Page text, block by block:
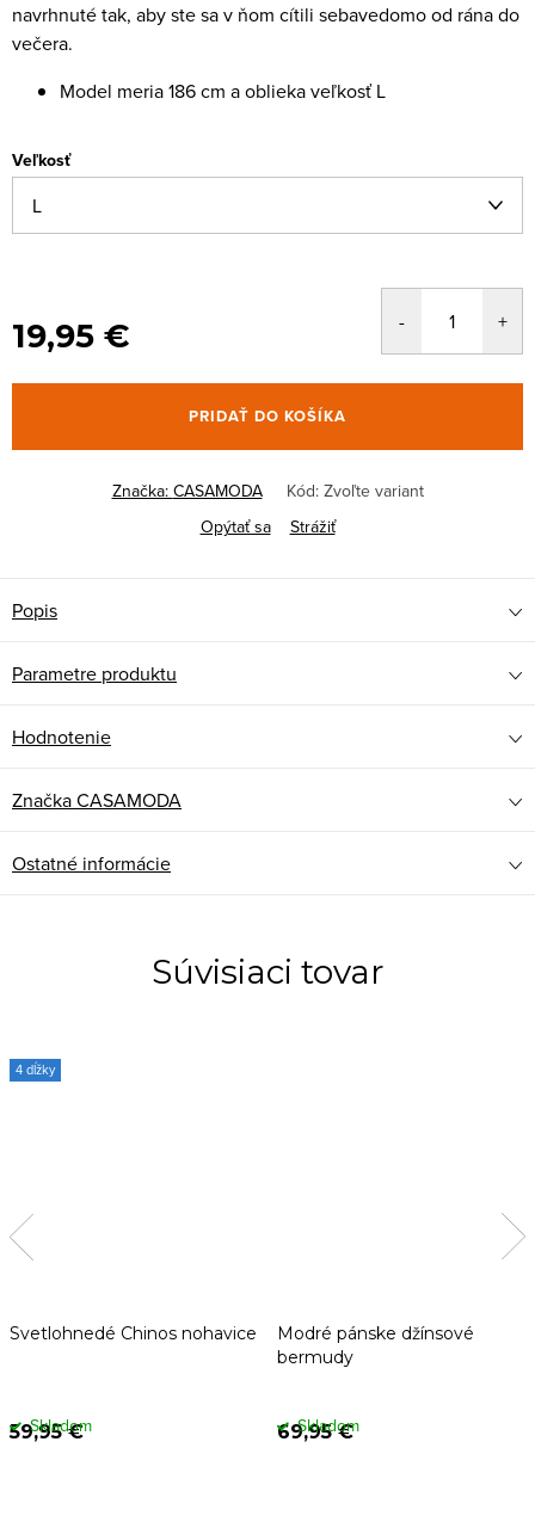
navrhnuté tak, aby ste sa v ňom cítili sebavedomo od rána do
večera.
Model meria 186 cm a oblieka veľkosť L
Veľkosť
19,95 €
PRIDAŤ DO KOŠÍKA
Značka: CASAMODA Kód: Zvoľte variant
Opýtať sa
Strážiť
Popis
Parametre produktu
Hodnotenie
ZnačkaCASAMODA
Ostatné informácie
Súvisiaci tovar
4 dĺžky
Svetlohnedé Chinos nohavice
59,95 €
Skladom
Modré pánske džínsové
bermudy
69,95 €
Skladom